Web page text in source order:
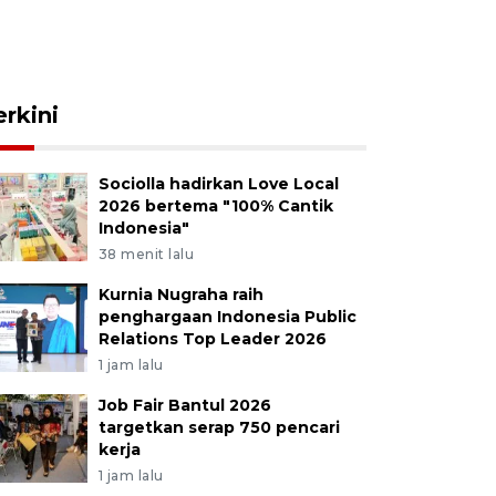
Sociolla hadirkan Love Local
2026 bertema "100% Cantik
Indonesia"
38 menit lalu
Kurnia Nugraha raih
penghargaan Indonesia Public
Relations Top Leader 2026
1 jam lalu
Job Fair Bantul 2026
targetkan serap 750 pencari
kerja
1 jam lalu